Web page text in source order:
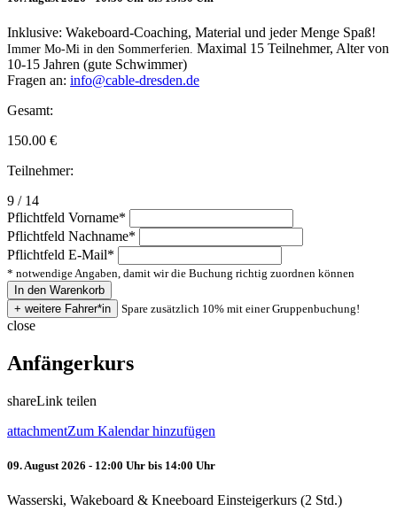
Inklusive: Wakeboard-Coaching, Material und jeder Menge Spaß!
Immer Mo-Mi in den Sommerferien. Maximal 15 Teilnehmer, Alter von
10-15 Jahren (gute Schwimmer)
Fragen an: info@cable-dresden.de
Gesamt:
150.00 €
Teilnehmer:
9 / 14
Pflichtfeld Vorname*
Pflichtfeld Nachname*
Pflichtfeld E-Mail*
* notwendige Angaben, damit wir die Buchung richtig zuordnen können
Spare zusätzlich 10% mit einer Gruppenbuchung!
close
Anfängerkurs
shareLink teilen
attachmentZum Kalendar hinzufügen
09. August 2026 - 12:00 Uhr bis 14:00 Uhr
Wasserski, Wakeboard & Kneeboard Einsteigerkurs (2 Std.)